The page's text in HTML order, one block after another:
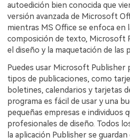
autoedición bien conocida que
versión avanzada de Microsoft
mientras MS Office se enfoca en
composición de texto, Microsoft
el diseño y la maquetación de las
Puedes usar Microsoft Publisher
tipos de publicaciones, como
boletines, calendarios y tarjetas
programa es fácil de usar y una
pequeñas empresas e individuos
profesionales de diseño. Todos
la aplicación Publisher se